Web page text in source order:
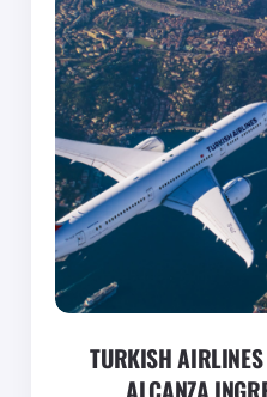
TURKISH
ALCANZA